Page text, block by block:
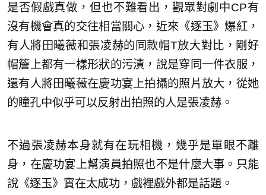
是否假戲真做，但也不難看出，觀眾對劇中CP有
沒有機會真的交往相當關心，近來《逐玉》爆紅，
有人將田曦薇和張凌赫的同款帽T放大對比，剛好
帽簷上都有一樣形狀的污漬，說是穿同一件衣服，
還有人將田曦薇在慶功宴上拍攝的照片放大，從她
的瞳孔中似乎可以反射出拍照的人是張凌赫。
不過張凌赫本身就有在玩相機，幾乎是單眼不離
身，在慶功宴上幫演員拍照也不是什麼大事。只能
說《逐玉》實在太成功，戲裡戲外都是話題。